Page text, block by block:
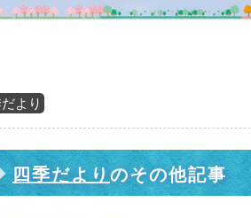
より
四季だより のその他記事